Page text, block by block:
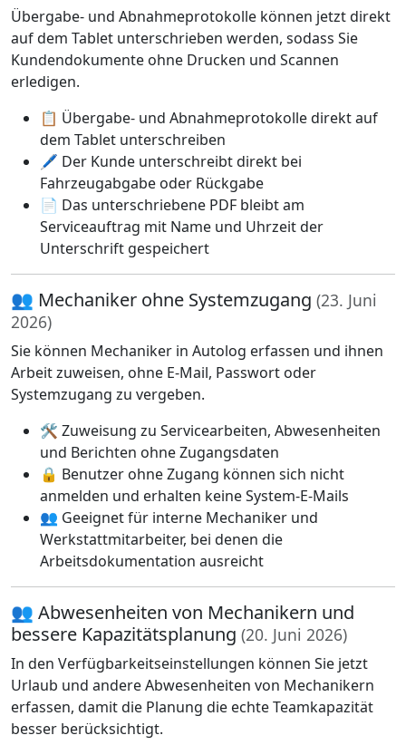
Übergabe- und Abnahmeprotokolle können jetzt direkt
auf dem Tablet unterschrieben werden, sodass Sie
Kundendokumente ohne Drucken und Scannen
erledigen.
📋 Übergabe- und Abnahmeprotokolle direkt auf
dem Tablet unterschreiben
🖊️ Der Kunde unterschreibt direkt bei
Fahrzeugabgabe oder Rückgabe
📄 Das unterschriebene PDF bleibt am
Serviceauftrag mit Name und Uhrzeit der
Unterschrift gespeichert
👥 Mechaniker ohne Systemzugang (23. Juni
2026)
Sie können Mechaniker in Autolog erfassen und ihnen
Arbeit zuweisen, ohne E-Mail, Passwort oder
Systemzugang zu vergeben.
🛠️ Zuweisung zu Servicearbeiten, Abwesenheiten
und Berichten ohne Zugangsdaten
🔒 Benutzer ohne Zugang können sich nicht
anmelden und erhalten keine System-E-Mails
👥 Geeignet für interne Mechaniker und
Werkstattmitarbeiter, bei denen die
Arbeitsdokumentation ausreicht
👥 Abwesenheiten von Mechanikern und
bessere Kapazitätsplanung (20. Juni 2026)
In den Verfügbarkeitseinstellungen können Sie jetzt
Urlaub und andere Abwesenheiten von Mechanikern
erfassen, damit die Planung die echte Teamkapazität
besser berücksichtigt.